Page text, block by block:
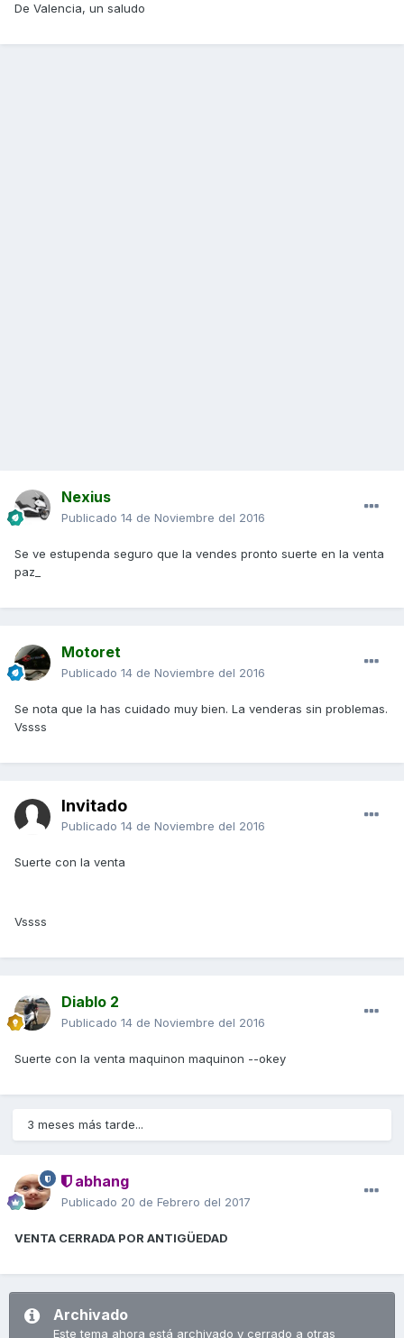
De Valencia, un saludo
Nexius
Publicado 14 de Noviembre del 2016
Se ve estupenda seguro que la vendes pronto suerte en la venta
paz_
Motoret
Publicado 14 de Noviembre del 2016
Se nota que la has cuidado muy bien. La venderas sin problemas.
Vssss
Invitado
Publicado 14 de Noviembre del 2016
Suerte con la venta
Vssss
Diablo 2
Publicado 14 de Noviembre del 2016
Suerte con la venta maquinon maquinon --okey
3 meses más tarde...
abhang
Publicado 20 de Febrero del 2017
VENTA CERRADA POR ANTIGÜEDAD
Archivado
Este tema ahora está archivado y cerrado a otras